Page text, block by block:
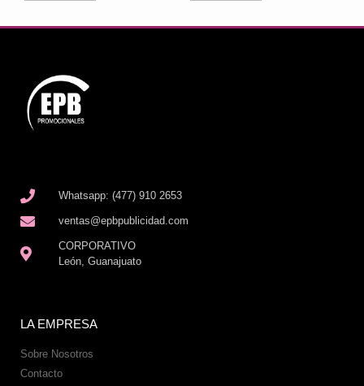
Whatsapp: (477) 910 2653
ventas@epbpublicidad.com
CORPORATIVO
León, Guanajuato
LA EMPRESA
Sobre Nosotros
Contacto